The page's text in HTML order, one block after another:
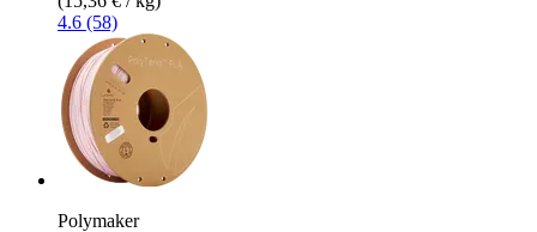
4.6 (58)
Polymaker